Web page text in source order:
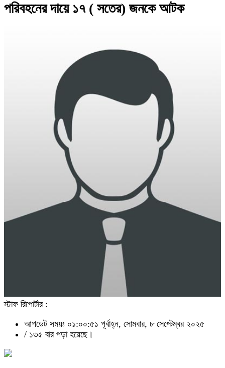
পরিবহনের দায়ে ১৭ ( সতের) জনকে আটক
স্টাফ রিপোর্টার :
আপডেট সময়ঃ ০১:০০:৫১ পূর্বাহ্ন, সোমবার, ৮ সেপ্টেম্বর ২০২৫
/ ১৩৫ বার পড়া হয়েছে।